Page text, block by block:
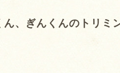
、ぎんくんのトリミ